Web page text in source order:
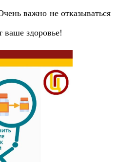
важно не отказываться
ваше здоровье!